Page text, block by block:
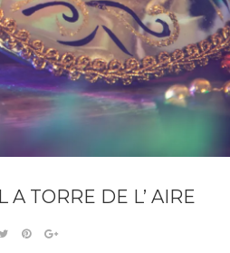
A TORRE DE L’ AIRE